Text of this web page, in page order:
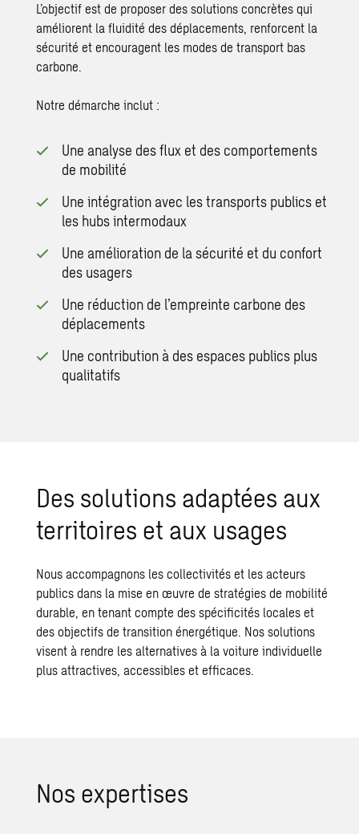
L’objectif est de proposer des solutions concrètes qui
améliorent la fluidité des déplacements, renforcent la
sécurité et encouragent les modes de transport bas
carbone.
Notre démarche inclut :
Une analyse des flux et des comportements
de mobilité
Une intégration avec les transports publics et
les hubs intermodaux
Une amélioration de la sécurité et du confort
des usagers
Une réduction de l’empreinte carbone des
déplacements
Une contribution à des espaces publics plus
qualitatifs
Des solutions adaptées aux
territoires et aux usages
Nous accompagnons les collectivités et les acteurs
publics dans la mise en œuvre de stratégies de mobilité
durable, en tenant compte des spécificités locales et
des objectifs de transition énergétique. Nos solutions
visent à rendre les alternatives à la voiture individuelle
plus attractives, accessibles et efficaces.
Nos expertises